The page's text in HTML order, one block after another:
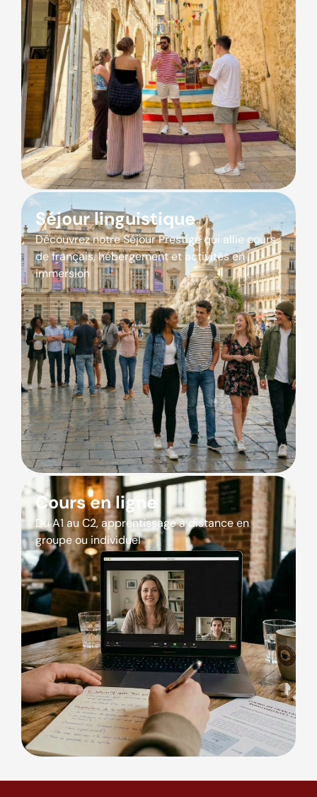
Séjour linguistique
Découvrez notre Séjour Prestige qui allie cours
de français, hébergement et activités en
immersion
Cours en ligne
Du A1 au C2, apprentissage à distance en
groupe ou individuel